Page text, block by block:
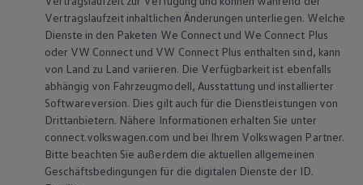
Vertragslaufzeit inhaltlichen Änderungen unterliegen. Welche
Dienste in den Paketen We Connect und We Connect Plus
oder VW Connect und VW Connect Plus enthalten sind, kann
von Land zu Land variieren. Die Verfügbarkeit ist ebenfalls
abhängig von Fahrzeugmodell, Ausstattung und installierter
Softwareversion. Dies gilt auch für die Dienstleistungen von
Drittanbietern. Nähere Informationen erhalten Sie unter
connect.volkswagen.com und bei Ihrem Volkswagen Partner.
Bitte beachten Sie außerdem die aktuellen allgemeinen
Geschäftsbedingungen für die digitalen Dienste der ID.